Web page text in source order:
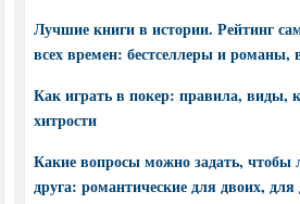
Лучшие книги в истории. Рейтинг
всех времен: бестселлеры и
Как играть в покер: правила, виды,
хитрости
Какие вопросы можно задать, чтобы
друга: романтические для двоих, для